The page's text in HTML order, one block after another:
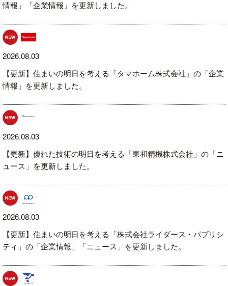
情報」「企業情報」を更新しました。
2026.08.03
【更新】住まいの明日を考える「タマホーム株式会社」の「企業
情報」を更新しました。
2026.08.03
【更新】優れた技術の明日を考える「東和精機株式会社」の「ニ
ュース」を更新しました。
2026.08.03
【更新】住まいの明日を考える「株式会社ライダース・パブリシ
ティ」の「企業情報」「ニュース」を更新しました。